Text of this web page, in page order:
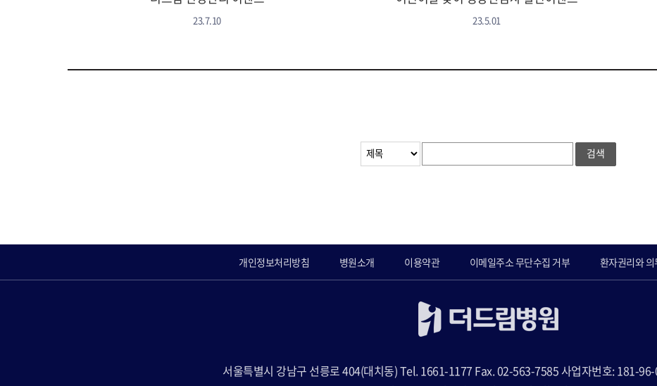
23.7.10 23.5.01
검색
개인정보처리방침 병원소개 이용약관 이메일주소 무단수집 거부 환자권리와 의
서울특별시 강남구 선릉로 404(대치동) Tel. 1661-1177 Fax. 02-563-7585 사업자번호: 181-